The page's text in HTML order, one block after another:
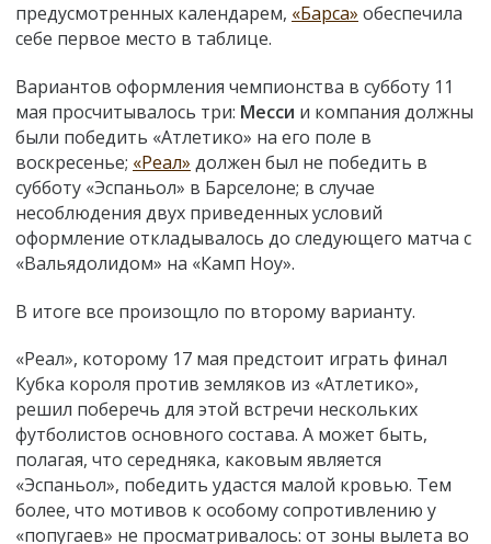
предусмотренных календарем, «Барса» обеспечила
себе первое место в таблице.
Вариантов оформления чемпионства в субботу 11
мая просчитывалось три: Месси и компания должны
были победить «Атлетико» на его поле в
воскресенье; «Реал» должен был не победить в
субботу «Эспаньол» в Барселоне; в случае
несоблюдения двух приведенных условий
оформление откладывалось до следующего матча с
«Вальядолидом» на «Камп Ноу».
В итоге все произощло по второму варианту.
«Реал», которому 17 мая предстоит играть финал
Кубка короля против земляков из «Атлетико»,
решил поберечь для этой встречи нескольких
футболистов основного состава. А может быть,
полагая, что середняка, каковым является
«Эспаньол», победить удастся малой кровью. Тем
более, что мотивов к особому сопротивлению у
«попугаев» не просматривалось: от зоны вылета во